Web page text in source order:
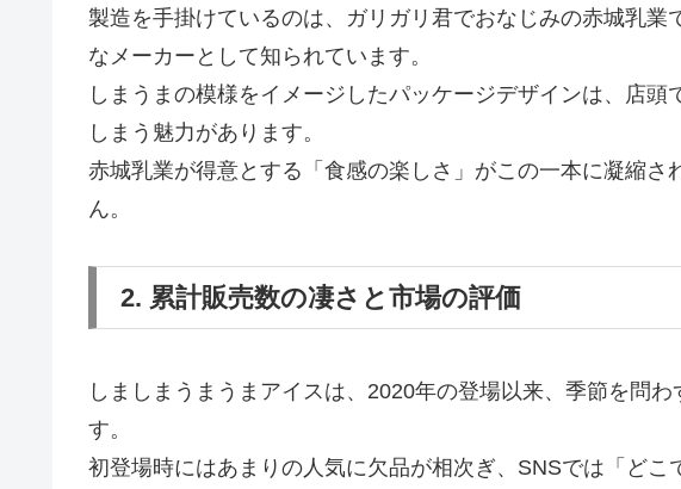
製造を手掛けているのは、ガリガリ君でおなじみの赤城乳
なメーカーとして知られています。
しまうまの模様をイメージしたパッケージデザインは、店頭
しまう魅力があります。
赤城乳業が得意とする「食感の楽しさ」がこの一本に凝縮さ
ん。
2. 累計販売数の凄さと市場の評価
しましまうまうまアイスは、2020年の登場以来、季節を問
す。
初登場時にはあまりの人気に欠品が相次ぎ、SNSでは「ど